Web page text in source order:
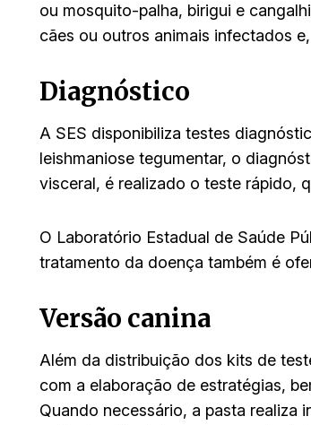
ou mosquito-palha, birigui e
cães ou outros animais infectados
Diagnóstico
A SES disponibiliza testes
leishmaniose tegumentar, o
visceral, é realizado o teste rápido,
O Laboratório Estadual de Saúde
tratamento da doença também é
Versão canina
Além da distribuição dos kits de
com a elaboração de estratégias,
Quando necessário, a pasta realiza